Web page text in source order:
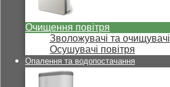
Очищення повітря
Зволожувачі та очищувачі
Осушувачі повітря
Опалення та водопостачання